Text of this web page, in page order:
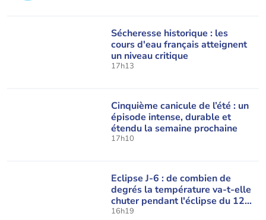
Sécheresse historique : les
cours d'eau français atteignent
un niveau critique
17h13
Cinquième canicule de l’été : un
épisode intense, durable et
étendu la semaine prochaine
17h10
Eclipse J-6 : de combien de
degrés la température va-t-elle
chuter pendant l'éclipse du 12
août ?
16h19